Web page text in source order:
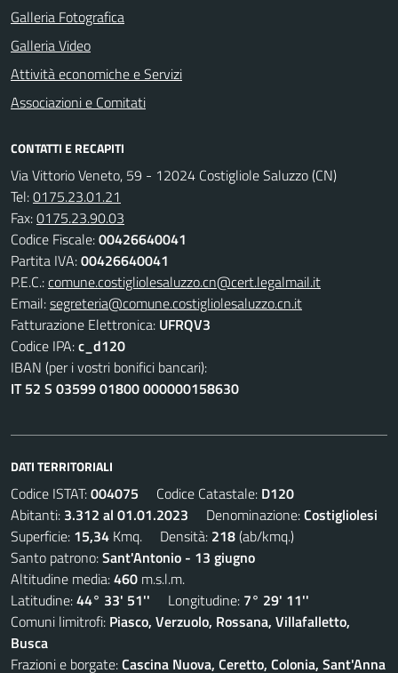
Galleria Fotografica
Galleria Video
Attività economiche e Servizi
Associazioni e Comitati
CONTATTI E RECAPITI
Via Vittorio Veneto, 59 - 12024 Costigliole Saluzzo (CN)
Tel:0175.23.01.21
Fax:0175.23.90.03
Codice Fiscale:00426640041
Partita IVA:00426640041
P.E.C.:comune.costigliolesaluzzo.cn@cert.legalmail.it
Email:segreteria@comune.costigliolesaluzzo.cn.it
Fatturazione Elettronica: UFRQV3
Codice IPA:c_d120
IBAN (per i vostri bonifici bancari):
IT 52 S 03599 01800 000000158630
DATI TERRITORIALI
Codice ISTAT:004075 Codice Catastale: D120
Abitanti: 3.312 al 01.01.2023 Denominazione:Costigliolesi
Superficie: 15,34 Kmq. Densità: 218(ab/kmq.)
Santo patrono:Sant'Antonio - 13 giugno
Altitudine media:460 m.s.l.m.
Latitudine:44° 33' 51'' Longitudine: 7° 29' 11''
Comuni limitrofi: Piasco, Verzuolo, Rossana, Villafalletto,
Busca
Frazioni e borgate:Cascina Nuova, Ceretto, Colonia, Sant'Anna